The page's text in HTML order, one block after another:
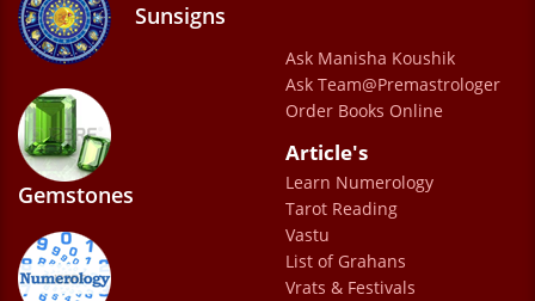
family and make you comfortable and
change your life ✨️ with positivity ✨️! A great
astrologer a must visit & a the whole team
of Sharmaji in the office is very kind 😊 and
humble like Sharma ji !
Adarsh Misra
Sunsigns
Gemstones
Ask Manisha Koushik
Ask Team@Premastrologer
Order Books Online
Article's
Learn Numerology
Tarot Reading
Vastu
List of Grahans
Vrats & Festivals